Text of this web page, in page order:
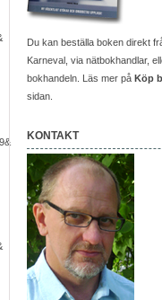
Du kan beställa boken direkt
Karneval, via nätbokhandlar,
bokhandeln. Läs mer på Köp
sidan.
KONTAKT